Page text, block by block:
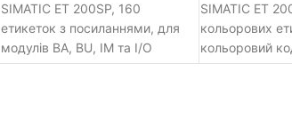
SIMATIC ET 200SP, 160
етикеток з посиланнями, для
модулів BA, BU, IM та I/O
SIMATIC ET
кольорових
кольоровий
модулів